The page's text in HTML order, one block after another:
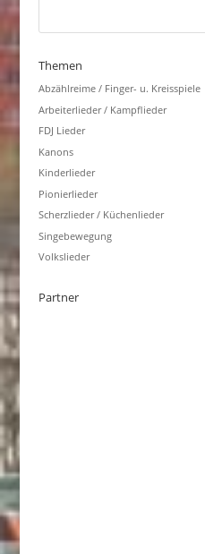
Themen
Abzählreime / Finger- u. Kreisspiele
Arbeiterlieder / Kampflieder
FDJ Lieder
Kanons
Kinderlieder
Pionierlieder
Scherzlieder / Küchenlieder
Singebewegung
Volkslieder
Partner